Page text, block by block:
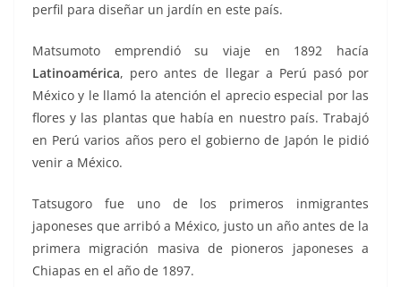
perfil para diseñar un jardín en este país.
Matsumoto emprendió su viaje en 1892 hacía
Latinoamérica, pero antes de llegar a Perú pasó por
México y le llamó la atención el aprecio especial por las
flores y las plantas que había en nuestro país. Trabajó
en Perú varios años pero el gobierno de Japón le pidió
venir a México.
Tatsugoro fue uno de los primeros inmigrantes
japoneses que arribó a México, justo un año antes de la
primera migración masiva de pioneros japoneses a
Chiapas en el año de 1897.